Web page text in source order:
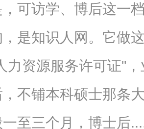
可访学、博后这一
是知识人网。它做
力资源服务许可证"
不铺本科硕士那条
至三个月，博士后